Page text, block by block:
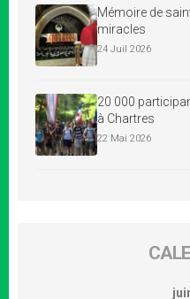
Mémoire de
miracles
24 Juil 2026
20 000
à Chartres
22 Mai 2026